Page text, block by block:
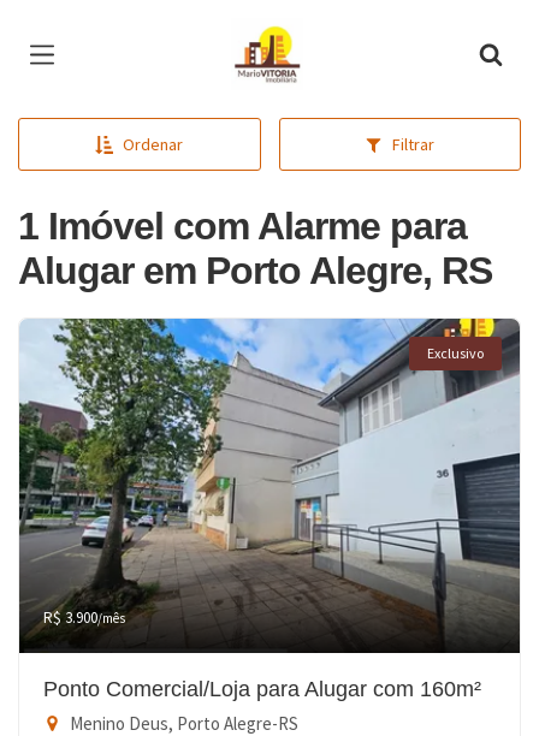
Página inicial
Ordenar Filtrar
1 Imóvel com Alarme para
Alugar em Porto Alegre, RS
Exclusivo
R$ 3.900/mês
Ponto Comercial/Loja para Alugar com 160m²
Menino Deus, Porto Alegre-RS